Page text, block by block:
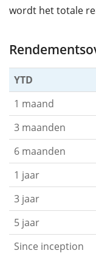
wordt het totale
YTD
1 maand
3 maanden
6 maanden
1 jaar
3 jaar
5 jaar
Since inception